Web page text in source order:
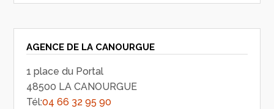
AGENCE DE LA CANOURGUE
1 place du Portal
48500 LA CANOURGUE
Tél:04 66 32 95 90